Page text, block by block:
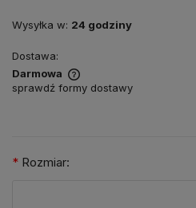
Wysyłka w: 24 godziny
Dostawa:
Darmowa
sprawdź formy dostawy
* Rozmiar: